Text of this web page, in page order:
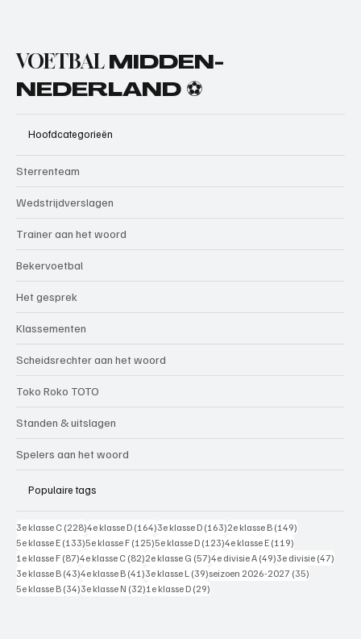
VOETBAL MIDDEN-
NEDERLAND ⚽
Hoofdcategorieën
Sterrenteam
Wedstrijdverslagen
Trainer aan het woord
Bekervoetbal
Het gesprek
Klassementen
Scheidsrechter aan het woord
Toko Roko TOTO
Standen & uitslagen
Spelers aan het woord
Populaire tags
3e klasse C (228)228 posts
4e klasse D (164)164 posts
3e klasse D (163)163 posts
2e klasse B (149)
5e klasse E (133)133 posts
5e klasse F (125)125 posts
5e klasse D (123)123 posts
4e klasse E (119)
1e klasse F (87)87 posts
4e klasse C (82)82 posts
2e klasse G (57)57 posts
4e divisie A (49)49 posts
3e divisie (47)
3e klasse B (43)43 posts
4e klasse B (41)41 posts
3e klasse L (39)39 posts
seizoen 2026-2027 (35)
5e klasse B (34)34 posts
3e klasse N (32)32 posts
1e klasse D (29)